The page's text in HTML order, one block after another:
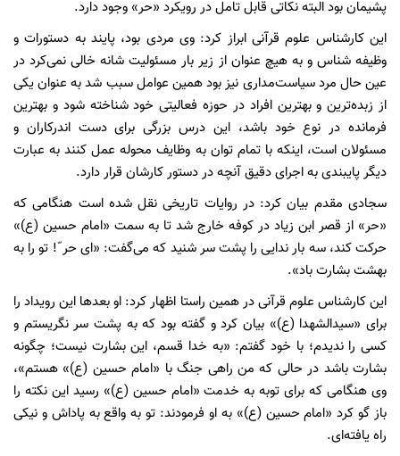
پشیمان بود البته نکاتی قابل تامل در رویکرد «حر» وجود دارد.
این کارشناس علوم قرآنی ابراز کرد: وی مردی بود، پایند به دستورات و
وظیفه شناس و به هیچ عنوان از زیر بار مسئولیت شانه خالی نمی‌کرد در
عین حال مرد سیاست‌مداری نیز بود همین عوامل سبب شد به عنوان یکی
از زبده‌ترین و بهترین افراد در حوزه فعالیتی خود شناخته شود و بهترین
فرمانده در نوع خود باشد، این درس بزرگی برای دست اندرکاران و
مسئولان است، اینکه با تمام توان به وظایف محوله عمل کنند به عبارت
دیگر پایبندی به اجرای دقیق آنچه در دستور کارشان قرار دارد.
سجادی مقدم بیان کرد: در روایات تاریخی نقل شده است هنگامی که
«حر» از قصر ابن زیاد در کوفه خارج شد تا به سمت «امام حسین (ع)»
حرکت کند، سه بار ندایی را پشت سر شنید که می‌گفت: «ای حر ّ! تو را به
بهشت بشارت باد».
این کارشناس علوم قرآنی در همین راستا اظهار کرد: او بعد‌ها این رویداد را
برای «سیدالشهدا (ع)» بیان کرد و گفته بود که به پشت سر نگریستم و
کسی را ندیدم؛ با خود گفتم: «به خدا قسم، این بشارت نیست؛ چگونه
بشارت باشد در حالی که من راهی جنگ با «امام حسین (ع)» هستم»،
وی هنگامی که برای توبه به خدمت «امام حسین (ع)» رسید این نکته را
باز گو کرد «امام حسین (ع)» به او فرمودند: تو به واقع به پاداش و نیکی
راه یافته‌ای.